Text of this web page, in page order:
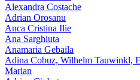
Alexandra Costache
Adrian Orosanu
Anca Cristina Ilie
Ana Sarghiuta
Anamaria Gebaila
Adina Cobuz, Wilhelm Tauwinkl,
Marian